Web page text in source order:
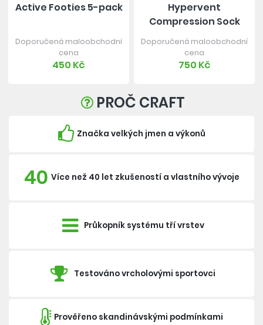
Active Footies 5-pack
Doporučená maloobchodní
cena
450 Kč
Hypervent
Compression Sock
Doporučená maloobchodní
cena
750 Kč
PROČ CRAFT
Značka velkých jmen a výkonů
40 Více než 40 let zkušeností a vlastního vývoje
Průkopník systému tří vrstev
Testováno vrcholovými sportovci
Prověřeno skandinávskými podmínkami